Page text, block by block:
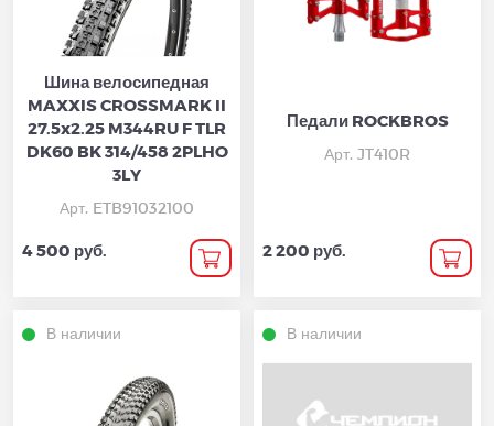
Шина велосипедная
MAXXIS CROSSMARK II
27.5x2.25 M344RU F TLR
DK60 BK 314/458 2PLHO
3LY
Арт. ETB91032100
4 500 руб.
Педали ROCKBROS
Арт. JT410R
2 200 руб.
В наличии В наличии